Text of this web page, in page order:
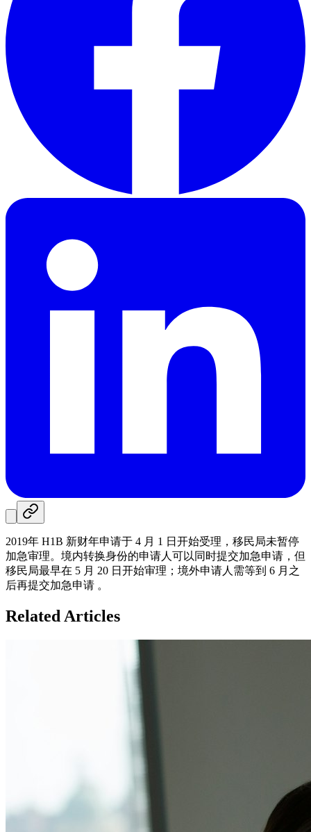
2019年 H1B 新财年申请于 4 月 1 日开始受理，移民局未暂停
加急审理。境内转换身份的申请人可以同时提交加急申请，但
移民局最早在 5 月 20 日开始审理；境外申请人需等到 6 月之
后再提交加急申请 。
Related Articles